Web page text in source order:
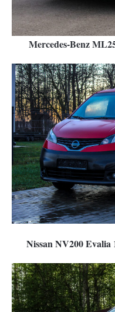
Mercedes-Benz
Nissan NV200 Evalia